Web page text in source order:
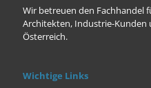
Wir betreuen den Fachhandel
Architekten, Industrie-Kunden
Österreich.
Wichtige Links